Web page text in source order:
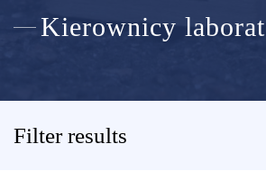
Kierownicy
Filter results